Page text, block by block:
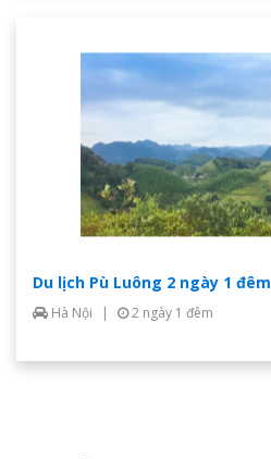
Du lịch Pù Luông 2 ngày 1 đêm
Hà Nội | 2 ngày 1 đêm